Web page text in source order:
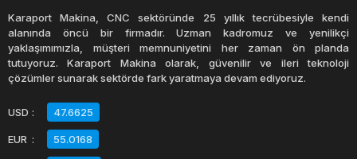
Kollu testere tezgahları, kesme işleminin hassasiyetini
artırarak kaliteli kesimler yapmanıza yardımcı olur. Bu
tezgahlar, malzemeyi doğru bir şekilde hizalamak ve
için birçok özellik içerir. Bu sayede, kullanıcılar düzgün ve
düz kesimler yapabilirler.
Karaport Makina, CNC sektöründe 25 yıllık tecrübesiyle kendi
alanında öncü bir firmadır. Uzman kadromuz ve yenilikçi
yaklaşımımızla, müşteri memnuniyetini her zaman ön planda
tutuyoruz. Karaport Makina olarak, güvenilir ve ileri teknoloji
çözümler sunarak sektörde fark yaratmaya devam ediyoruz.
USD : 47.6625
EUR : 55.0168